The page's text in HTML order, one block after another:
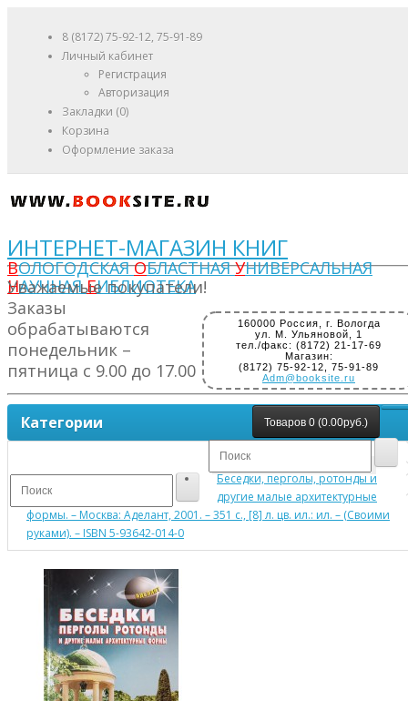
8 (8172) 75-92-12, 75-91-89
Личный кабинет
Регистрация
Авторизация
Закладки (0)
Корзина
Оформление заказа
ИНТЕРНЕТ-МАГАЗИН КНИГ
ВОЛОГОДСКАЯОБЛАСТНАЯУНИВЕРСАЛЬНАЯ
НАУЧНАЯБИБЛИОТЕКА
160000 Россия, г. Вологда
ул. М. Ульяновой, 1
тел./факс: (8172) 21-17-69
Магазин:
(8172) 75-92-12, 75-91-89
Adm@booksite.ru
Уважаемые покупатели!
Заказы
обрабатываются
понедельник –
пятница с 9.00 до 17.00
Категории Товаров 0 (0.00руб.)
Ваша корзина пуста!
Беседки, перголы, ротонды и
другие малые архитектурные
формы. – Москва: Аделант, 2001. – 351 с., [8] л. цв. ил.: ил. – (Своими
руками). – ISBN 5-93642-014-0